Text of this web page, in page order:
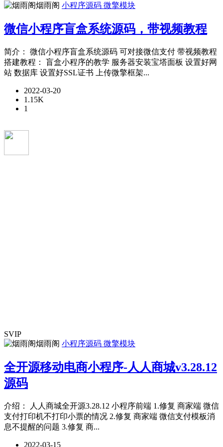
烟雨阁 小程序源码 微擎模块
微信小程序盲盒系统源码，带视频教程
简介： 微信小程序盲盒系统源码 可对接微信支付 带视频教程
搭建教程： 盲盒小程序的教学 服务器安装宝塔面板 设置好网
站 数据库 设置好SSL证书 上传微擎框架...
2022-03-20
1.15K
1
SVIP
烟雨阁 小程序源码 微擎模块
全开源移动电商小程序-人人商城v3.28.12
源码
介绍： 人人商城全开源3.28.12 小程序前端 1.修复 商家端 微信
支付打印机不打印小票的情况 2.修复 商家端 微信支付模板消
息不提醒的问题 3.修复 商...
2022-03-15